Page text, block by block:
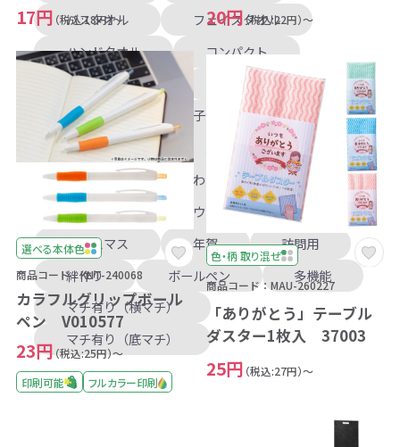
バスタオル
フェイスタオル
ハンドタオル
コンパクト
レインポンチョ
熱中症対策
カイロ
駄菓子
麺類
ペットボトル
卒業
タオル
うちわ・扇子
文化祭
ハロウィン
クリスマス
年賀
訪問用
絆作り
ボールペン
多機能
マチ有り（横マチ）
マチ有り（底マチ）
17円 （税込:18円）～ 20円（税込:22円）～
選べる本体色
商品コード：KNT-240068
カラフルグリップボール
ペン V010577
23円（税込:25円）～
印刷可能
フルカラー印刷
色・柄 取り混ぜ
商品コード：MAU-260227
「ありがとう」テーブル
ダスター1枚入 37003
25円 （税込:27円）～